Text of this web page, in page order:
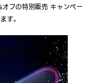
フの特別販売 キャンペー
す。